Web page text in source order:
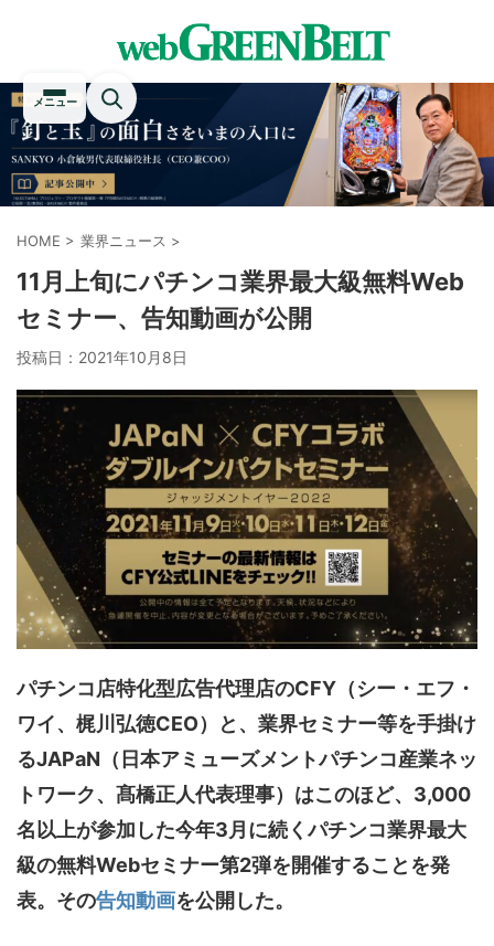
メニュー
HOME > 業界ニュース >
11月上旬にパチンコ業界最大級無料Web
セミナー、告知動画が公開
投稿日： 2021年10月8日
パチンコ店特化型広告代理店のCFY（シー・エフ・
ワイ、梶川弘徳CEO）と、業界セミナー等を手掛け
るJAPaN（日本アミューズメントパチンコ産業ネッ
トワーク、髙橋正人代表理事）はこのほど、3,000
名以上が参加した今年3月に続くパチンコ業界最大
級の無料Webセミナー第2弾を開催することを発
表。その告知動画を公開した。